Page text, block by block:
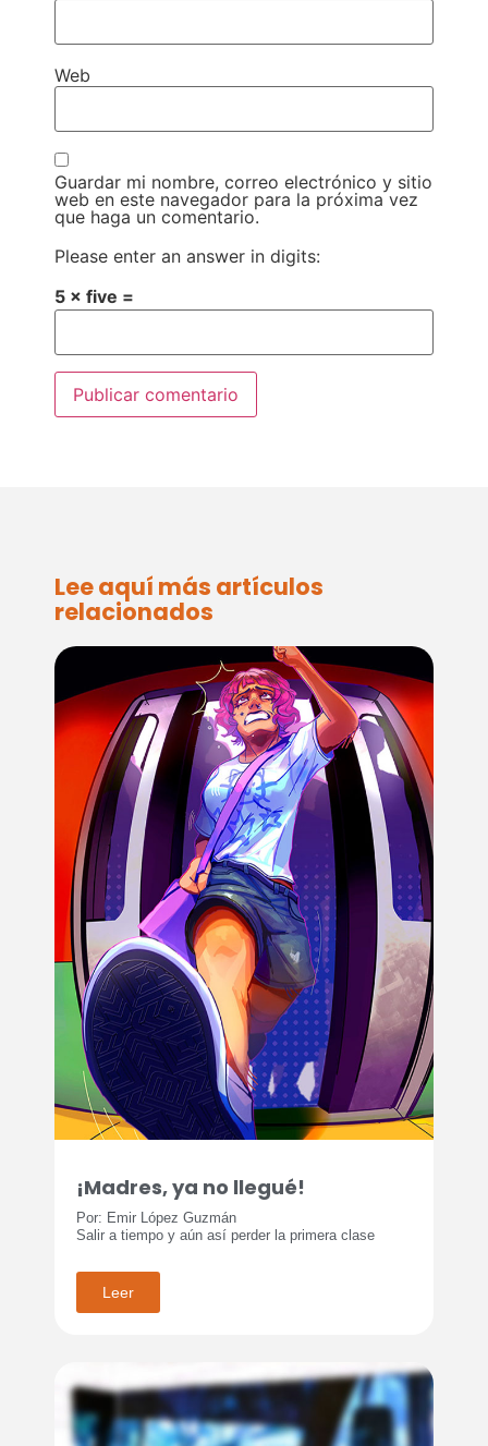
Lee aquí más artículos
relacionados
¡Madres, ya no llegué!
Por: Emir López Guzmán
Salir a tiempo y aún así perder la primera clase
Leer
Web
Guardar mi nombre, correo electrónico y sitio
web en este navegador para la próxima vez
que haga un comentario.
Please enter an answer in digits:
5 × five =